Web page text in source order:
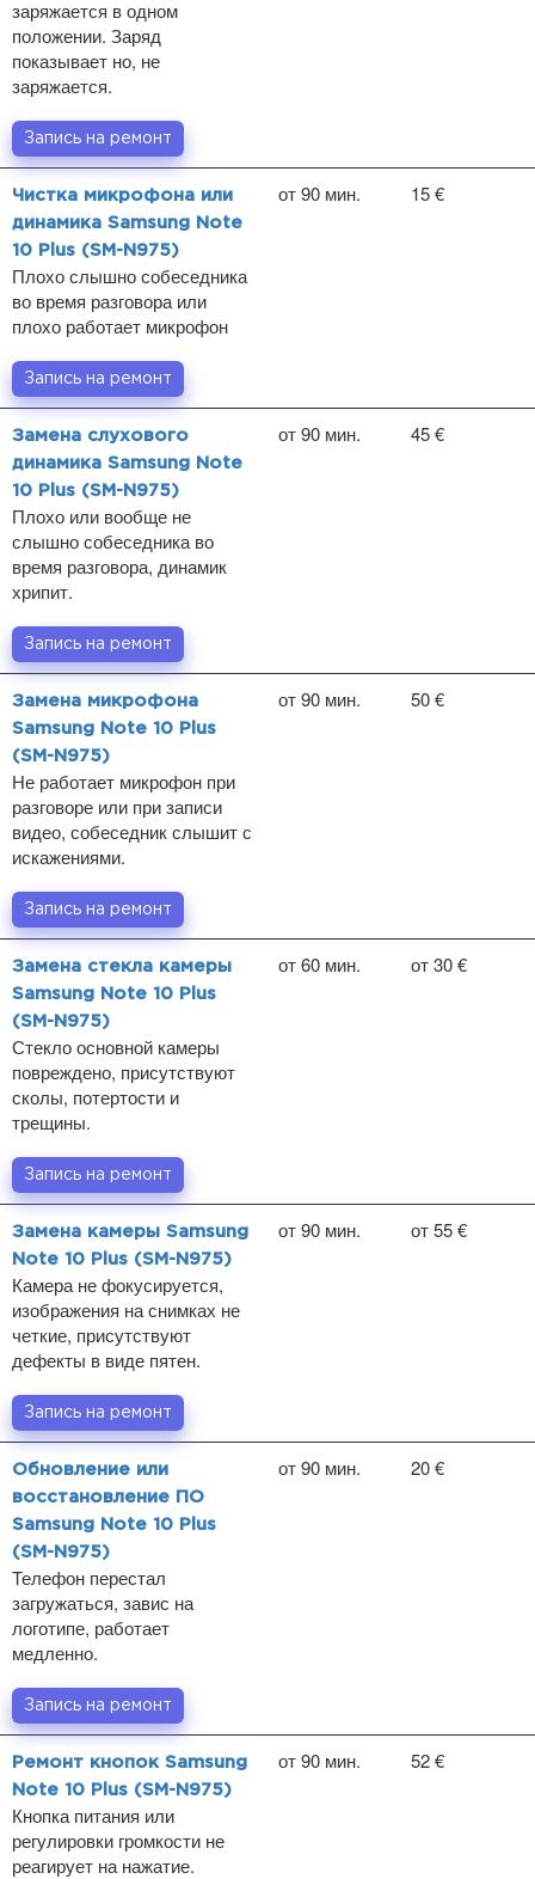
заряжается в одном
положении. Заряд
показывает но, не
заряжается.
Запись на ремонт
Чистка микрофона или
динамика Samsung Note
10 Plus (SM-N975)
Плохо слышно собеседника
во время разговора или
плохо работает микрофон
от 90 мин. 15 €
Запись на ремонт
Замена слухового
динамика Samsung Note
10 Plus (SM-N975)
Плохо или вообще не
слышно собеседника во
время разговора, динамик
хрипит.
от 90 мин. 45 €
Запись на ремонт
Замена микрофона
Samsung Note 10 Plus
(SM-N975)
Не работает микрофон при
разговоре или при записи
видео, собеседник слышит с
искажениями.
от 90 мин. 50 €
Запись на ремонт
Замена стекла камеры
Samsung Note 10 Plus
(SM-N975)
Стекло основной камеры
повреждено, присутствуют
сколы, потертости и
трещины.
от 60 мин. от 30 €
Запись на ремонт
Замена камеры Samsung
Note 10 Plus (SM-N975)
Камера не фокусируется,
изображения на снимках не
четкие, присутствуют
дефекты в виде пятен.
от 90 мин. от 55 €
Запись на ремонт
Обновление или
восстановление ПО
Samsung Note 10 Plus
(SM-N975)
Телефон перестал
загружаться, завис на
логотипе, работает
медленно.
от 90 мин. 20 €
Запись на ремонт
Ремонт кнопок Samsung
Note 10 Plus (SM-N975)
Кнопка питания или
регулировки громкости не
реагирует на нажатие.
от 90 мин. 52 €